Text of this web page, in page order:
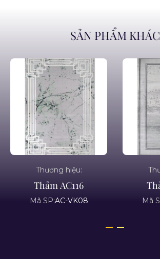
SẢN PHẨM KHÁC
Thương hiệu:
Thảm AC116
Mã SP:AC-VK08 Mã